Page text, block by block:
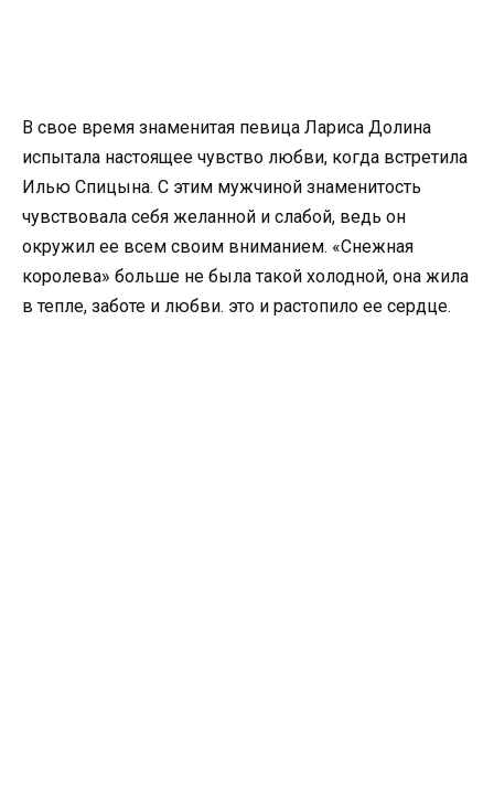
В свое время знаменитая певица Лариса Долина
испытала настоящее чувство любви, когда встретила
Илью Спицына. С этим мужчиной знаменитость
чувствовала себя желанной и слабой, ведь он
окружил ее всем своим вниманием. «Снежная
королева» больше не была такой холодной, она жила
в тепле, заботе и любви. это и растопило ее сердце.